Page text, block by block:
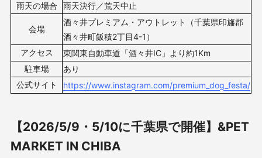
雨天の場合
雨天決行／荒天中止
会場
酒々井プレミアム・アウトレット（千葉県印旛郡
酒々井町飯積2丁目4-1）
アクセス
東関東自動車道「酒々井IC」より約1Km
駐車場
あり
公式サイト
https://www.instagram.com/premium_dog_festa/
【2026/5/9・5/10に千葉県で開催】&PET
MARKET IN CHIBA